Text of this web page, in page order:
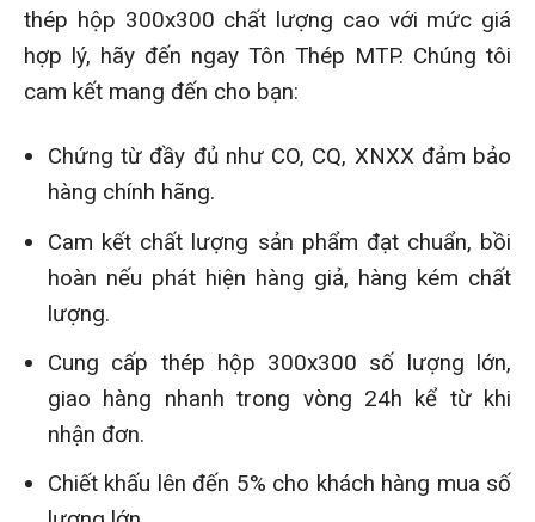
thép hộp 300x300 chất lượng cao với mức giá
hợp lý, hãy đến ngay Tôn Thép MTP. Chúng tôi
cam kết mang đến cho bạn:
Chứng từ đầy đủ như CO, CQ, XNXX đảm bảo
hàng chính hãng.
Cam kết chất lượng sản phẩm đạt chuẩn, bồi
hoàn nếu phát hiện hàng giả, hàng kém chất
lượng.
Cung cấp thép hộp 300x300 số lượng lớn,
giao hàng nhanh trong vòng 24h kể từ khi
nhận đơn.
Chiết khấu lên đến 5% cho khách hàng mua số